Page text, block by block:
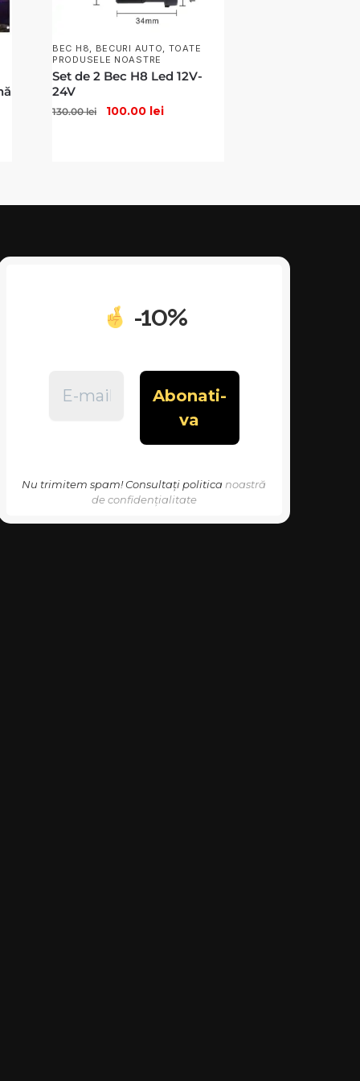
BEC H8, BECURI AUTO, TOATE
PRODUSELE NOASTRE
Set de 2 Bec H8 Led 12V-
24V
130.00lei 100.00 lei
-10%
Nu trimitem spam! Consultați politica noastră
de confidențialitate